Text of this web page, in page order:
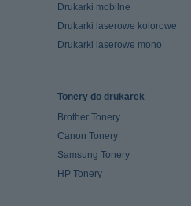
Drukarki mobilne
Drukarki laserowe kolorowe
Drukarki laserowe mono
Tonery do drukarek
Brother Tonery
Canon Tonery
Samsung Tonery
HP Tonery